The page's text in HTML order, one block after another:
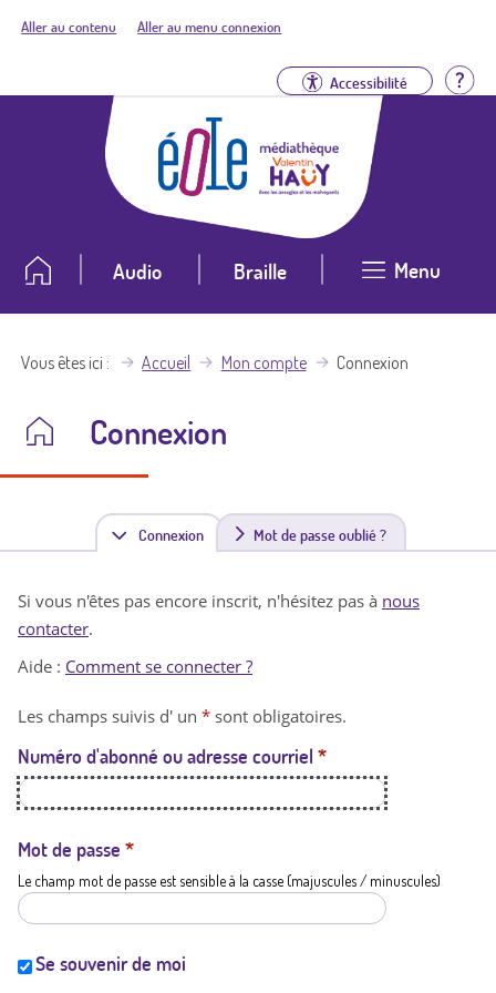
Aller au contenu Aller au menu connexion
Accessibilité
Audio Braille Menu
Vous êtes ici Accueil Mon compte Connexion
Connexion
Connexion(
n
t
a
t
i
Mot de passe oublié ?
Si vous n'êtes pas encore inscrit, n'hésitez pas à nous
contacter.
Aide : Comment se connecter ?
Les champs suivis d' un * sont obligatoires.
Numéro d'abonné ou adresse courriel *
Mot de passe *
Le champ mot de passe est sensible à la casse (majuscules / minuscules)
Se souvenir de moi